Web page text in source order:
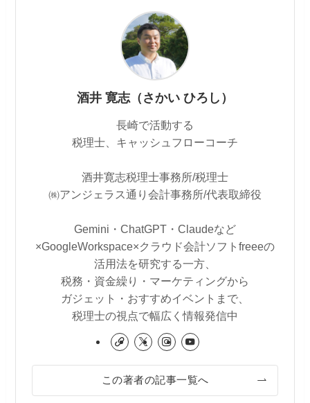
酒井 寛志（さかい ひろし）
長崎で活動する
税理士、キャッシュフローコーチ
酒井寛志税理士事務所/税理士
㈱アンジェラス通り会計事務所/代表取締役
Gemini・ChatGPT・Claudeなど
×GoogleWorkspace×クラウド会計ソフトfreeeの
活用法を研究する一方、
税務・資金繰り・マーケティングから
ガジェット・おすすめイベントまで、
税理士の視点で幅広く情報発信中
この著者の記事一覧へ